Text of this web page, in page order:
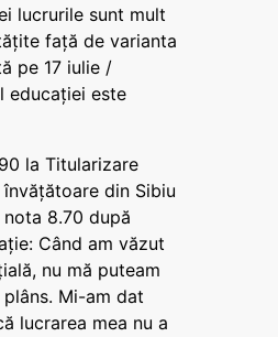
lucrurile sunt mult
față de varianta
pe 17 iulie /
educației este
la Titularizare
din Sibiu
8.70 după
Când am văzut
nu mă puteam
Mi-am dat
lucrarea mea nu a